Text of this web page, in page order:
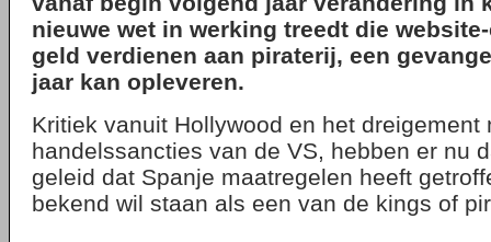
nieuwe wet in werking treedt die
geld verdienen aan piraterij, een
jaar kan opleveren.
Kritiek vanuit Hollywood en het dreigement
handelssancties van de VS, hebben er nu
geleid dat Spanje maatregelen heeft
bekend wil staan als een van de kings of